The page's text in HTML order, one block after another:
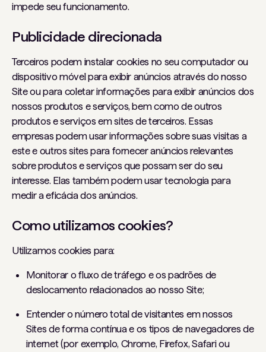
impede seu funcionamento.
Publicidade direcionada
Terceiros podem instalar cookies no seu computador ou
dispositivo móvel para exibir anúncios através do nosso
Site ou para coletar informações para exibir anúncios dos
nossos produtos e serviços, bem como de outros
produtos e serviços em sites de terceiros. Essas
empresas podem usar informações sobre suas visitas a
este e outros sites para fornecer anúncios relevantes
sobre produtos e serviços que possam ser do seu
interesse. Elas também podem usar tecnologia para
medir a eficácia dos anúncios.
Como utilizamos cookies?
Utilizamos cookies para:
Monitorar o fluxo de tráfego e os padrões de
deslocamento relacionados ao nosso Site;
Entender o número total de visitantes em nossos
Sites de forma contínua e os tipos de navegadores de
internet (por exemplo, Chrome, Firefox, Safari ou